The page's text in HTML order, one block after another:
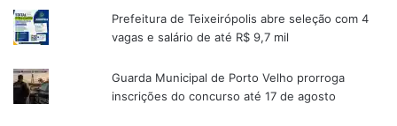
Prefeitura de Teixeirópolis abre seleção com 4
vagas e salário de até R$ 9,7 mil
Guarda Municipal de Porto Velho prorroga
inscrições do concurso até 17 de agosto